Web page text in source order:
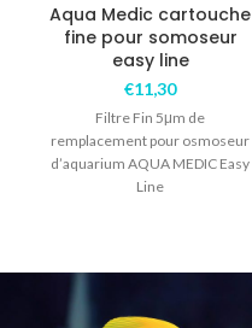
Aqua Medic cartouche
fine pour somoseur
easy line
€11,30
Filtre Fin 5μm de
remplacement pour osmoseur
d’aquarium AQUA MEDIC Easy
Line